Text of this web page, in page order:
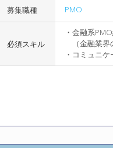
募集職種 PMO
必須スキル
・金融系
（金融業界
・コミュニ